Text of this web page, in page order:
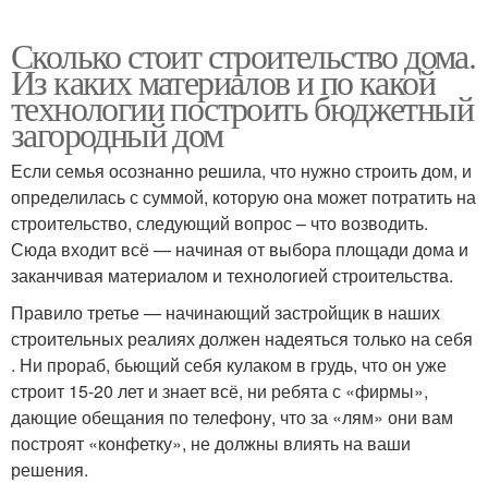
Сколько стоит строительство дома.
Из каких материалов и по какой
технологии построить бюджетный
загородный дом
Если семья осознанно решила, что нужно строить дом, и
определилась с суммой, которую она может потратить на
строительство, следующий вопрос – что возводить.
Сюда входит всё — начиная от выбора площади дома и
заканчивая материалом и технологией строительства.
Правило третье — начинающий застройщик в наших
строительных реалиях должен надеяться только на себя
. Ни прораб, бьющий себя кулаком в грудь, что он уже
строит 15-20 лет и знает всё, ни ребята с «фирмы»,
дающие обещания по телефону, что за «лям» они вам
построят «конфетку», не должны влиять на ваши
решения.